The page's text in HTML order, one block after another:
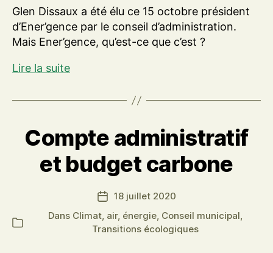
Glen Dissaux a été élu ce 15 octobre président
d’Ener’gence par le conseil d’administration.
Mais Ener’gence, qu’est-ce que c’est ?
Lire la suiteGlen
élu
d’Ener’gence
Compte administratif
et budget carbone
Date
de
l’article
18 juillet 2020
Catégories
Dans Climat, air, énergie, Conseil municipal,
Transitions écologiques